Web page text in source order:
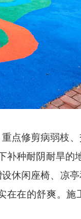
点修剪病弱枝
补种耐阴耐旱
休闲座椅、凉
在在的舒爽。施